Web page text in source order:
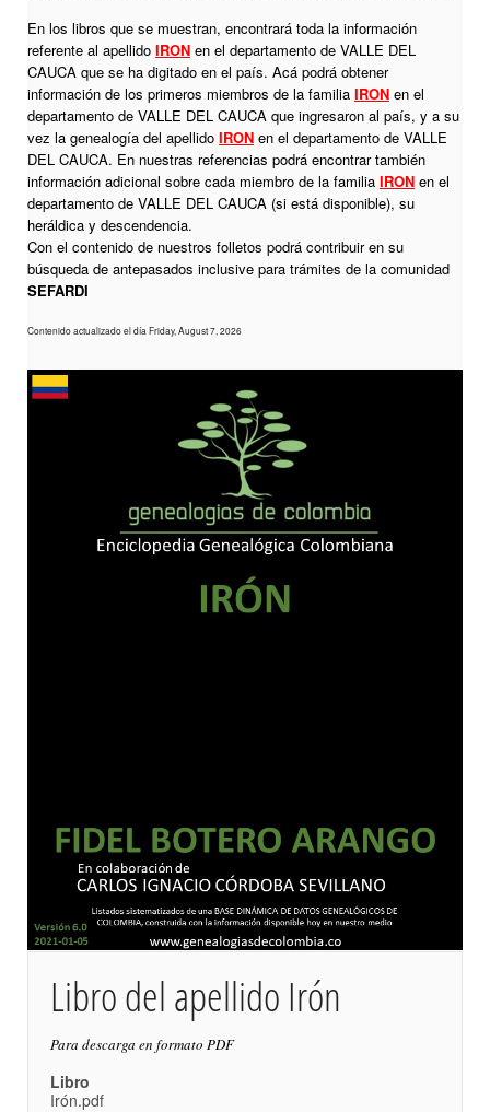
En los libros que se muestran, encontrará toda la información
referente al apellido IRON en el departamento de VALLE DEL
CAUCA que se ha digitado en el país. Acá podrá obtener
información de los primeros miembros de la familia IRON en el
departamento de VALLE DEL CAUCA que ingresaron al país, y a su
vez la genealogía del apellido IRON en el departamento de VALLE
DEL CAUCA. En nuestras referencias podrá encontrar también
información adicional sobre cada miembro de la familia IRON en el
departamento de VALLE DEL CAUCA (si está disponible), su
heráldica y descendencia.
Con el contenido de nuestros folletos podrá contribuir en su
búsqueda de antepasados inclusive para trámites de la comunidad
SEFARDI
Contenido actualizado el día Friday, August 7, 2026
Libro del apellido Irón
Para descarga en formato PDF
Libro
Irón.pdf